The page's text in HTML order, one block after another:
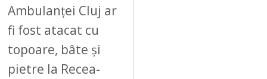
Ambulanței Cluj ar
fi fost atacat cu
topoare, bâte și
pietre la Recea-